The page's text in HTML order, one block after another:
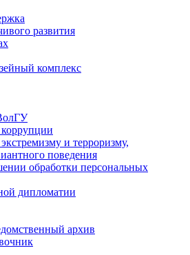
развития
комплекс
и терроризму,
поведения
обработки персональных
дипломатии
архив